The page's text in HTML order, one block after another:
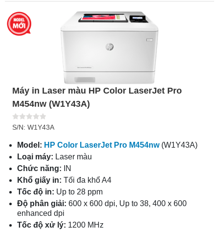
Máy in Laser màu HP Color LaserJet Pro
M454nw (W1Y43A)
S/N: W1Y43A
Model: HP Color LaserJet Pro M454nw(W1Y43A)
Loại máy: Laser màu
Chức năng: IN
Khổ giấy in: Tối đa khổ A4
Tốc độ in: Up to 28 ppm
Độ phân giải: 600 x 600 dpi, Up to 38, 400 x 600
enhanced dpi
Tốc độ xử lý: 1200 MHz